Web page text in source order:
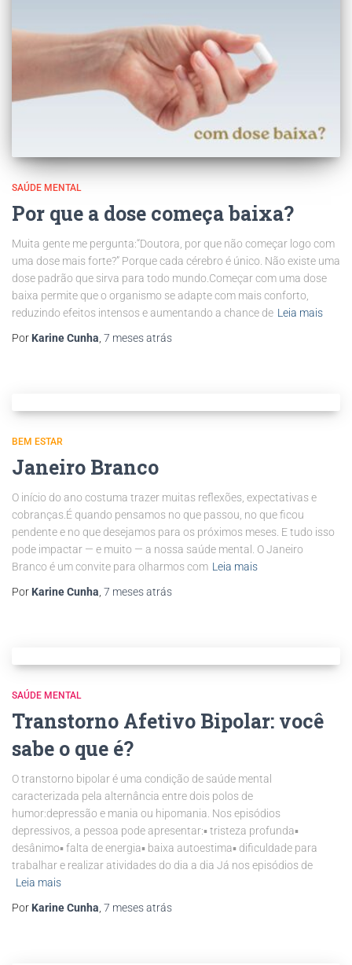
SAÚDE MENTAL
Por que a dose começa baixa?
Muita gente me pergunta:“Doutora, por que não começar logo com
uma dose mais forte?” Porque cada cérebro é único. Não existe uma
dose padrão que sirva para todo mundo.Começar com uma dose
baixa permite que o organismo se adapte com mais conforto,
reduzindo efeitos intensos e aumentando a chance de Leia mais
Por Karine Cunha, 7 mesesatrás
BEM ESTAR
Janeiro Branco
O início do ano costuma trazer muitas reflexões, expectativas e
cobranças.É quando pensamos no que passou, no que ficou
pendente e no que desejamos para os próximos meses. E tudo isso
pode impactar — e muito — a nossa saúde mental. O Janeiro
Branco é um convite para olharmos com Leia mais
Por Karine Cunha, 7 mesesatrás
SAÚDE MENTAL
Transtorno Afetivo Bipolar: você
sabe o que é?
O transtorno bipolar é uma condição de saúde mental
caracterizada pela alternância entre dois polos de
humor:depressão e mania ou hipomania. Nos episódios
depressivos, a pessoa pode apresentar:▪️ tristeza profunda▪️
desânimo▪️ falta de energia▪️ baixa autoestima▪️ dificuldade para
trabalhar e realizar atividades do dia a dia Já nos episódios de
Leia mais
Por Karine Cunha, 7 mesesatrás